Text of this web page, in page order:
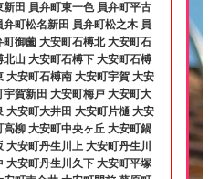
新田 員弁町東一色 員弁町平古
弁町松名新田 員弁町松之木 員
町御薗 大安町石榑北 大安町石
北山 大安町石榑下 大安町石榑
大安町石榑南 大安町宇賀 大安
宇賀新田 大安町梅戸 大安町大
大安町大井田 大安町片樋 大安
高柳 大安町中央ヶ丘 大安町鍋
大安町丹生川上 大安町丹生川
大安町丹生川久下 大安町平塚